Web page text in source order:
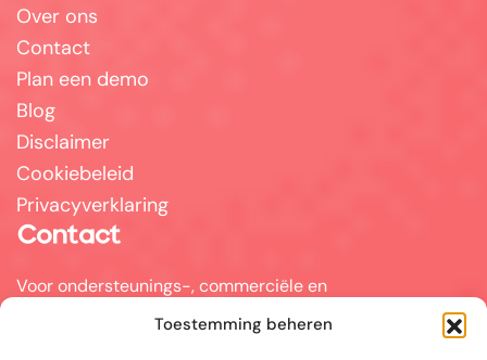
Toestemming beheren
Over ons
Contact
Plan een demo
Blog
Disclaimer
Cookiebeleid
Privacyverklaring
Contact
Voor ondersteunings-, commerciële en
info@answerpal.eu